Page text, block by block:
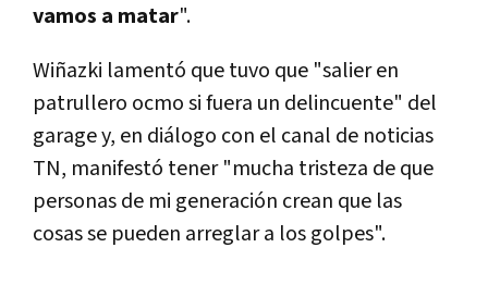
vamos a matar".
Wiñazki lamentó que tuvo que "salier en
patrullero ocmo si fuera un delincuente" del
garage y, en diálogo con el canal de noticias
TN, manifestó tener "mucha tristeza de que
personas de mi generación crean que las
cosas se pueden arreglar a los golpes".